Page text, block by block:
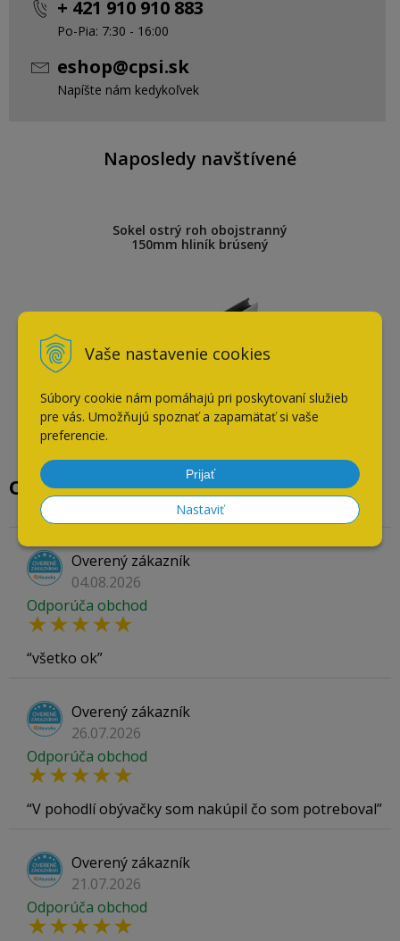
Vaše nastavenie cookies
Súbory cookie nám pomáhajú pri poskytovaní služieb
pre vás. Umožňujú spoznať a zapamätať si vaše
preferencie.
Prijať
Nastaviť
+ 421 910 910 883
Po-Pia: 7:30 - 16:00
eshop@cpsi.sk
Napíšte nám kedykoľvek
Naposledy navštívené
Sokel ostrý roh obojstranný
150mm hliník brúsený
Overené našimi zákazníkmi
Overený zákazník
04.08.2026
Odporúča obchod
všetko ok
Overený zákazník
26.07.2026
Odporúča obchod
V pohodlí obývačky som nakúpil čo som potreboval
Overený zákazník
21.07.2026
Odporúča obchod